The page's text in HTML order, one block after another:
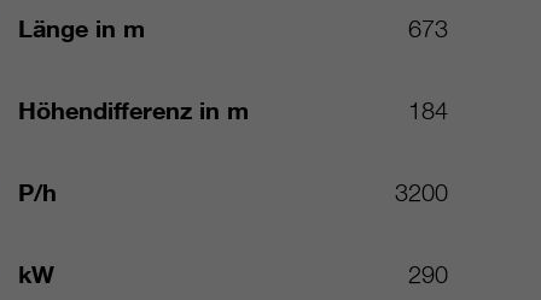
Länge in m 673
Höhendifferenz in m 184
P/h 3200
kW 290